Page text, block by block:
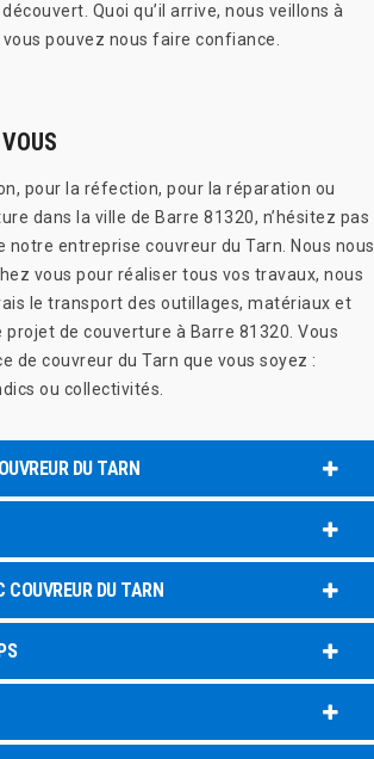
Quoi qu’il arrive, nous veillons à
pouvez nous faire confiance.
pour la réfection, pour la réparation ou
dans la ville de Barre 81320, n’hésitez pas
notre entreprise couvreur du Tarn. Nous nous
vous pour réaliser tous vos travaux, nous
le transport des outillages, matériaux et
de couverture à Barre 81320. Vous
de couvreur du Tarn que vous soyez :
ou collectivités.
DU TARN
COUVREUR DU TARN